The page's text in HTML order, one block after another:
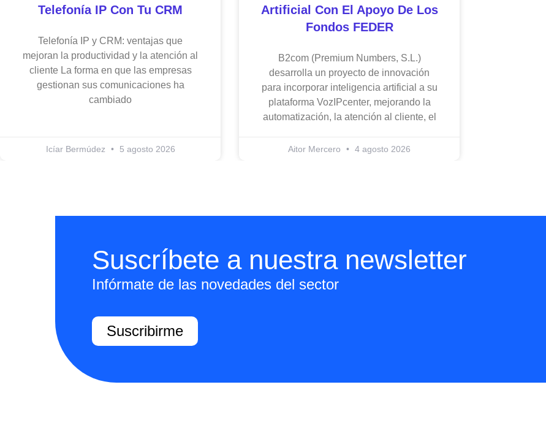
Telefonía IP Con Tu CRM
Telefonía IP y CRM: ventajas que
mejoran la productividad y la atención al
cliente La forma en que las empresas
gestionan sus comunicaciones ha
cambiado
Icíar Bermúdez 5 agosto 2026
Artificial Con El Apoyo De Los
Fondos FEDER
B2com (Premium Numbers, S.L.)
desarrolla un proyecto de innovación
para incorporar inteligencia artificial a su
plataforma VozIPcenter, mejorando la
automatización, la atención al cliente, el
Aitor Mercero 4 agosto 2026
Suscríbete a nuestra newsletter
Infórmate de las novedades del sector
Suscribirme